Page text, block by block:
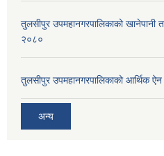
तुलसीपुर उपमहानगरपालिकाको खानेपानी
२०८०
तुलसीपुर उपमहानगरपालिकाको आर्थिक
अन्य